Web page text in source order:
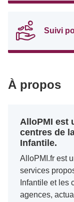
Suivi
À propos
AlloPMI est
centres de
Infantile.
AlloPMI.fr est
services
Infantile et les
agences,